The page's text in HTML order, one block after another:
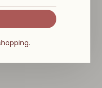
Zwemband Large -
Clover Green